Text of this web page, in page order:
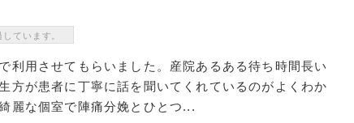
ています。
利用させてもらいました。産院あるある待ち時間長い
方が患者に丁寧に話を聞いてくれているのがよくわか
麗な個室で陣痛分娩とひとつ...